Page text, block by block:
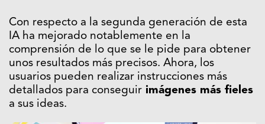
Con respecto a la segunda generación de esta
IA ha mejorado notablemente en la
comprensión de lo que se le pide para obtener
unos resultados más precisos. Ahora, los
usuarios pueden realizar instrucciones más
detallados para conseguir imágenes más fieles
a sus ideas.